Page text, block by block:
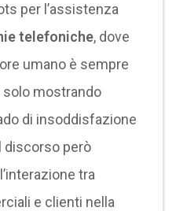
per l’assistenza
telefoniche, dove
umano è sempre
mostrando
di insoddisfazione
discorso però
tra
e clienti nella